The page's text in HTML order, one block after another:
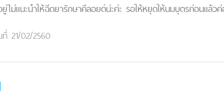
ไม่แนะนำให้ฉีดยารักษาคีลอยด์น่ะค่ะ รอให้หยุดให้นมบุตรก่อนแล้ว
21/02/2560